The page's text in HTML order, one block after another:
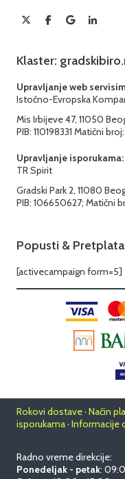
Klaster:
Upravljanje web
Istočno-Evropska
Mis Irbijeve 47, 11050
PIB: 110198331 Matični
Upravljanje isporukama:
TR Spirit
Gradski Park 2, 11080
PIB: 106650627; Matični
Popusti & Pretplata
[activecampaign form=5]
Rokovi dostave · Način
isporukama · Informacije
Radno vreme direkcije:
Ponedeljak - petak: